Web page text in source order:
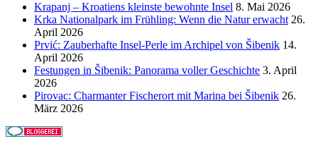
Krapanj – Kroatiens kleinste bewohnte Insel 8. Mai 2026
Krka Nationalpark im Frühling: Wenn die Natur erwacht 26.
April 2026
Prvić: Zauberhafte Insel-Perle im Archipel von Šibenik 14.
April 2026
Festungen in Šibenik: Panorama voller Geschichte 3. April
2026
Pirovac: Charmanter Fischerort mit Marina bei Šibenik 26.
März 2026